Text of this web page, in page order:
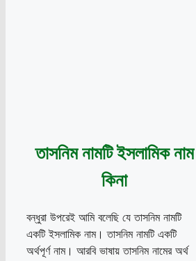
তাসনিম নামটি ইসলামিক নাম
কিনা
বন্ধুরা উপরেই আমি বলেছি যে তাসনিম নামটি
একটি ইসলামিক নাম। তাসনিম নামটি একটি
অর্থপূর্ণ নাম। আরবি ভাষায় তাসনিম নামের অর্থ